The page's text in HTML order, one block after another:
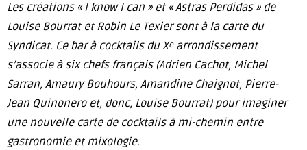
Les créations « I know I can » et « Astras Perdidas » de
Louise Bourrat et Robin Le Texier sont à la carte du
Syndicat. Ce bar à cocktails du Xearrondissement
s’associe à six chefs français (Adrien Cachot, Michel
Sarran, Amaury Bouhours, Amandine Chaignot, Pierre-
Jean Quinonero et, donc, Louise Bourrat) pour imaginer
une nouvelle carte de cocktails à mi-chemin entre
gastronomie et mixologie.